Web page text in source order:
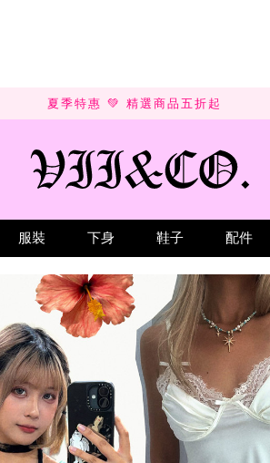
夏季特惠 💚 精選商品五折起
服裝 下身 鞋子 配件